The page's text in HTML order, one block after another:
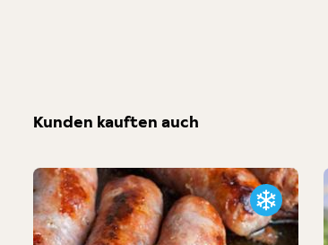
Kunden kauften auch
Produktgalerie überspringen